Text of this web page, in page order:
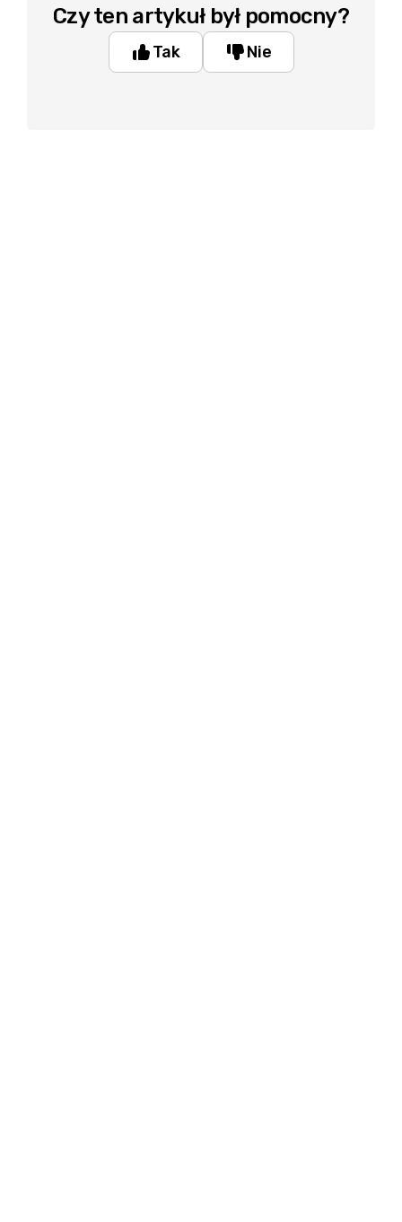
Czy ten artykuł był pomocny?
Tak Nie